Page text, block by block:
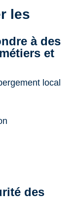
les
à des
et
local
des